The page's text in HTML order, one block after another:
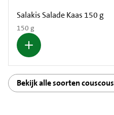
Salakis Salade Kaas 150 g
150 g
Bekijk alle soorten couscous